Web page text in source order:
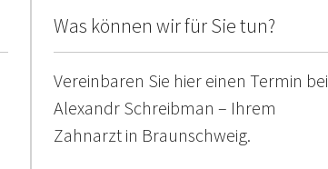
Was können wir für Sie tun?
Vereinbaren Sie hier einen Termin bei
Alexandr Schreibman – Ihrem
Zahnarzt in Braunschweig.